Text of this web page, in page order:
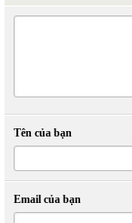
Tên của bạn
Email của bạn